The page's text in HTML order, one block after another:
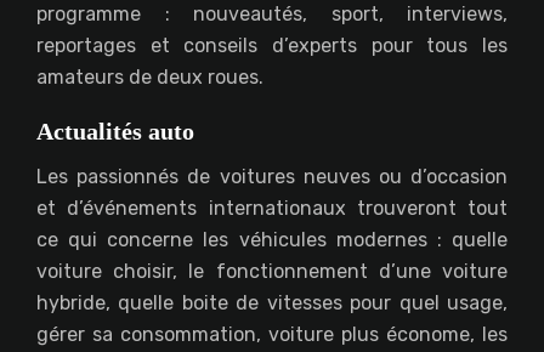
programme : nouveautés, sport, interviews,
reportages et conseils d’experts pour tous les
amateurs de deux roues.
Actualités auto
Les passionnés de voitures neuves ou d’occasion
et d’événements internationaux trouveront tout
ce qui concerne les véhicules modernes : quelle
voiture choisir, le fonctionnement d’une voiture
hybride, quelle boite de vitesses pour quel usage,
gérer sa consommation, voiture plus économe, les